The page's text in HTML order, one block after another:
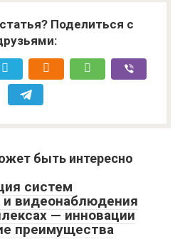
Поделиться с
быть интересно
систем
и видеонаблюдения
— инновации
преимущества